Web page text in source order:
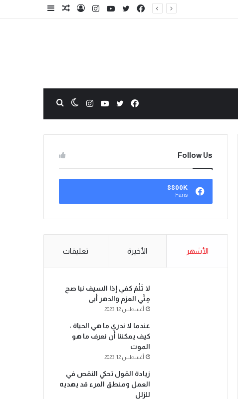
Follow Us
8800K
Fans
الأشهر الأخيرة تعليقات
لا تَلُمْ كفي إذا السيف نبا صح
مِنِّي العزم والدهر أبى
أغسطس 12, 2023
عندما لا ندري ما هي الحياة ،
كيف يمكننا أن نعرف ما هو
الموت
أغسطس 12, 2023
زيادة القول تحكي النقص في
العمل ومنطق المرء قد يهديه
للزلل